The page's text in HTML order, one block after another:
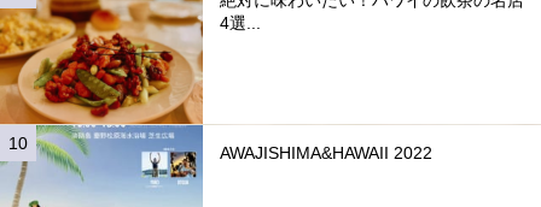
4選...
AWAJISHIMA&HAWAII 2022